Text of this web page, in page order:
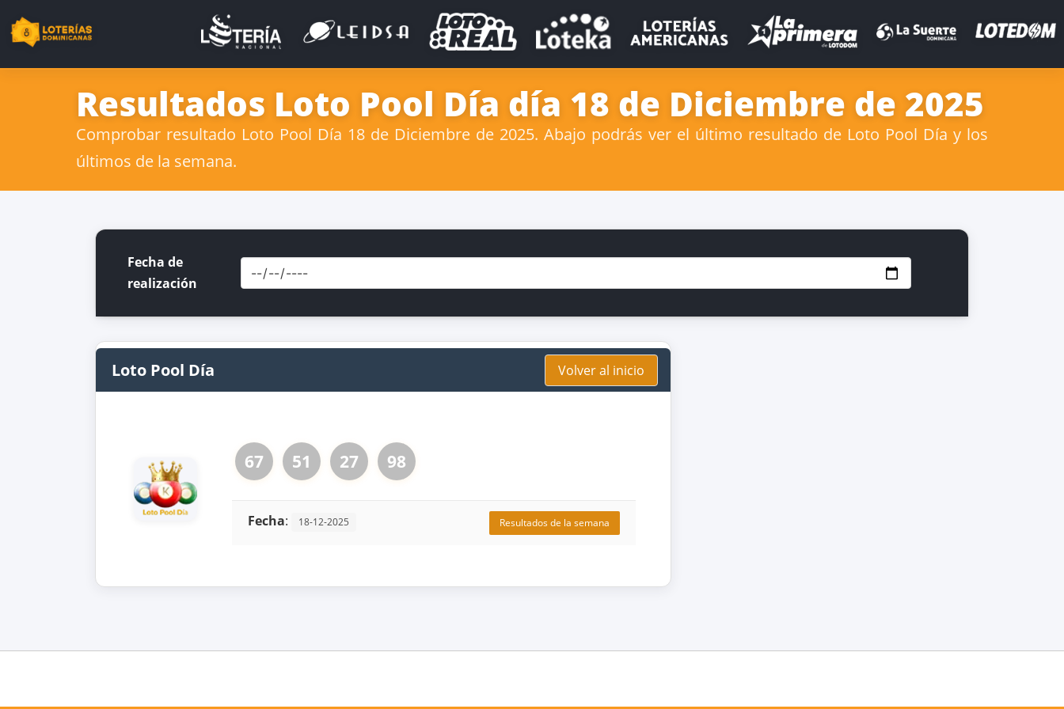
Resultados Loto Pool Día día 18 de Diciembre de 2025
Comprobar resultado Loto Pool Día 18 de Diciembre de 2025. Abajo podrás ver el último resultado de Loto Pool Día y los
últimos de la semana.
Fecha de
realización
Loto Pool Día Volver al inicio
67 51 27 98
Fecha: 18-12-2025 Resultados de la semana